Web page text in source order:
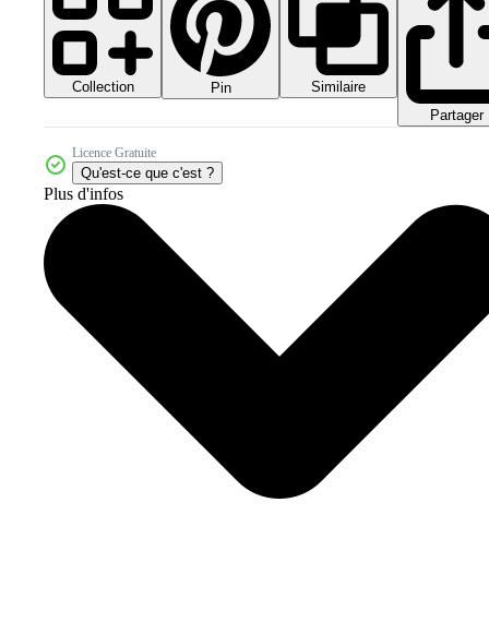
Collection Pin
Similaire
Partager
Licence Gratuite
Qu'est-ce que c'est ?
Plus d'infos